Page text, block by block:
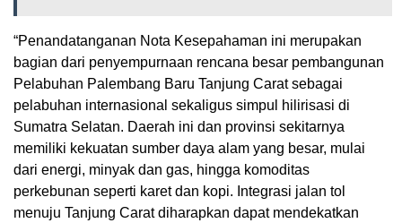
“Penandatanganan Nota Kesepahaman ini merupakan
bagian dari penyempurnaan rencana besar pembangunan
Pelabuhan Palembang Baru Tanjung Carat sebagai
pelabuhan internasional sekaligus simpul hilirisasi di
Sumatra Selatan. Daerah ini dan provinsi sekitarnya
memiliki kekuatan sumber daya alam yang besar, mulai
dari energi, minyak dan gas, hingga komoditas
perkebunan seperti karet dan kopi. Integrasi jalan tol
menuju Tanjung Carat diharapkan dapat mendekatkan